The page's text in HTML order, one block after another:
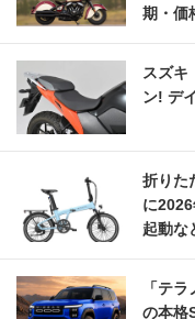
期・価
スズキ
ン! デ
折りた
に
起動な
「テ
の本格